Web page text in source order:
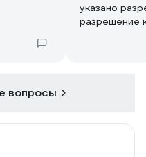
указано
разрешение
вопросы